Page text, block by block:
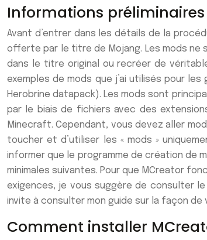
Informations préliminaires
Avant d’entrer dans les détails de la
offerte par le titre de Mojang. Les mods ne
dans le titre original ou recréer de
exemples de mods que j’ai utilisés pour
Herobrine datapack). Les mods sont
par le biais de fichiers avec des
Minecraft. Cependant, vous devez aller
toucher et d’utiliser les « mods »
informer que le programme de création de
minimales suivantes. Pour que MCreator
exigences, je vous suggère de consulter
invite à consulter mon guide sur la façon
Comment installer